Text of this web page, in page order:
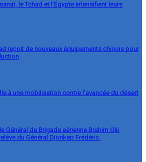
le Tchad et l’Égypte intensifient leurs
reçoit de nouveaux équipements chinois pour
à une mobilisation contre l’avancée du désert
Général de Brigade aérienne Brahim Oki
du Général Djonkep Frédéric.